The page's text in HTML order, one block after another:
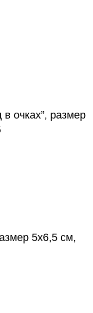
очках”, размер
5х6,5 см,